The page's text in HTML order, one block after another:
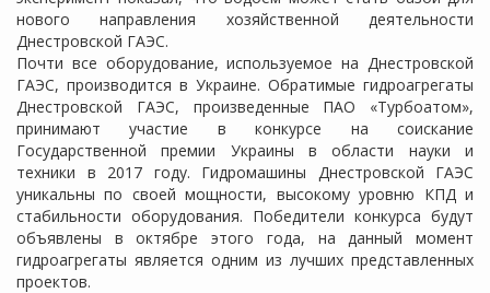
нового направления хозяйственной деятельности
Днестровской ГАЭС.
Почти все оборудование, используемое на Днестровской
ГАЭС, производится в Украине. Обратимые гидроагрегаты
Днестровской ГАЭС, произведенные ПАО «Турбоатом»,
принимают участие в конкурсе на соискание
Государственной премии Украины в области науки и
техники в 2017 году. Гидромашины Днестровской ГАЭС
уникальны по своей мощности, высокому уровню КПД и
стабильности оборудования. Победители конкурса будут
объявлены в октябре этого года, на данный момент
гидроагрегаты является одним из лучших представленных
проектов.